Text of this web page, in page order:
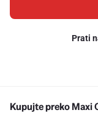
Prati
Kupujte preko Maxi